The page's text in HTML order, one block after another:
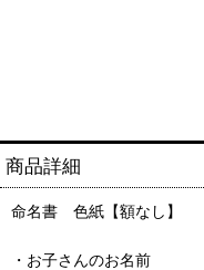
商品詳細
命名書 色紙【額なし】
・お子さんのお名前